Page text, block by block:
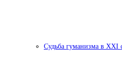
Судьба гуманизма в XXI